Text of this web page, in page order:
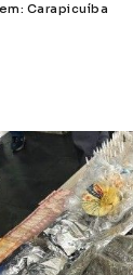
em: Carapicuíba